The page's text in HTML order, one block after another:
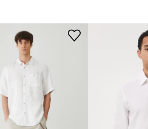
ID produktu